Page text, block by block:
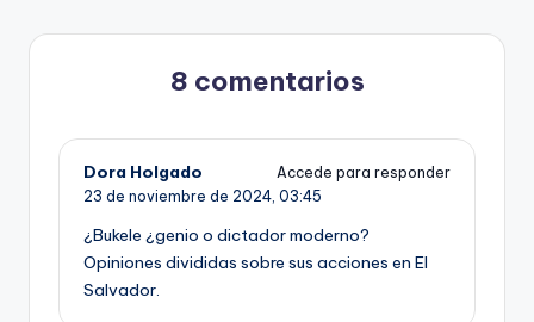
8 comentarios
Dora Holgado
Accede para responder
23 de noviembre de 2024, 03:45
¿Bukele ¿genio o dictador moderno?
Opiniones divididas sobre sus acciones en El
Salvador.